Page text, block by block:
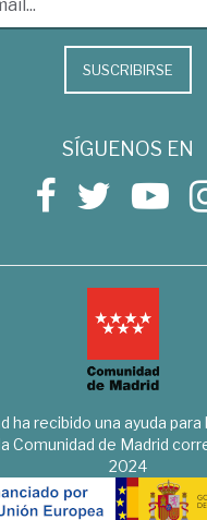
SUSCRIBIRSE
SÍGUENOS EN
ha recibido una ayuda
Comunidad de Madrid
2024